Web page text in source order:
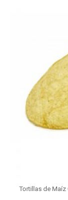
Tortillas de Maíz